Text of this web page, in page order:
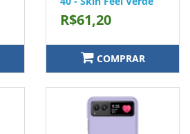
R$61,20
COMPRAR